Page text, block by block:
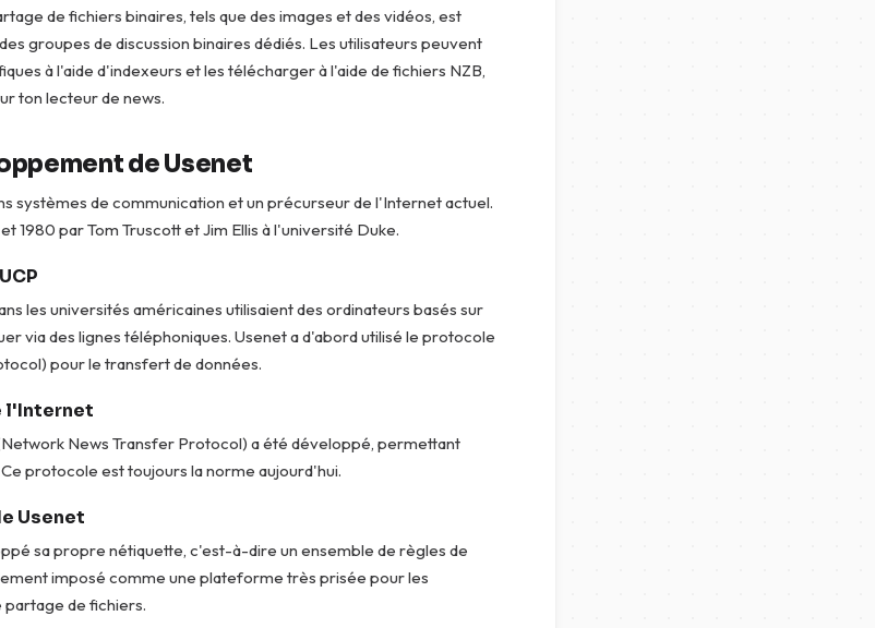
de fichiers binaires, tels que des images et des vidéos, est
groupes de discussion binaires dédiés. Les utilisateurs peuvent
à l'aide d'indexeurs et les télécharger à l'aide de fichiers NZB,
ton lecteur de news.
de Usenet
systèmes de communication et un précurseur de l'Internet actuel.
1980 par Tom Truscott et Jim Ellis à l'université Duke.
les universités américaines utilisaient des ordinateurs basés sur
via des lignes téléphoniques. Usenet a d'abord utilisé le protocole
pour le transfert de données.
l'Internet
News Transfer Protocol) a été développé, permettant
protocole est toujours la norme aujourd'hui.
Usenet
sa propre nétiquette, c'est-à-dire un ensemble de règles de
imposé comme une plateforme très prisée pour les
partage de fichiers.